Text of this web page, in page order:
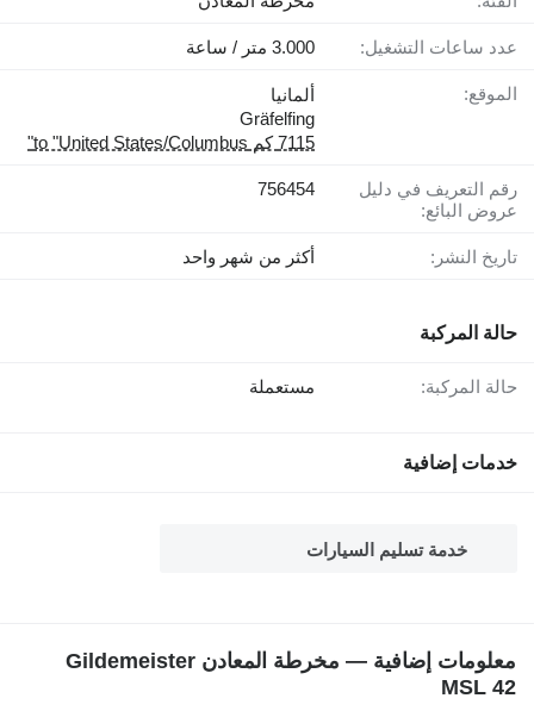
عدد ساعات التشغيل: 3.000 متر / ساعة
الموقع:
ألمانيا
Gräfelfing
7115 كم to "United States/Columbus"
رقم التعريف في دليل
عروض البائع:
756454
تاريخ النشر: أكثر من شهر واحد
حالة المركبة
حالة المركبة: مستعملة
خدمات إضافية
خدمة تسليم السيارات
معلومات إضافية — مخرطة المعادن Gildemeister
MSL 42